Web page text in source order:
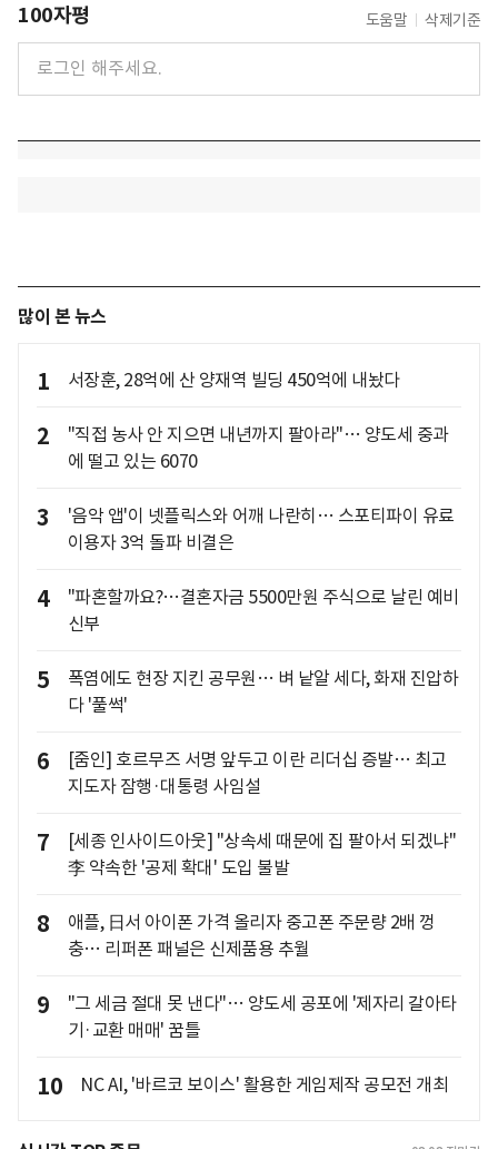
100자평 도움말 삭제기준
많이 본 뉴스
1 서장훈, 28억에 산 양재역 빌딩 450억에 내놨다
2
"직접 농사 안 지으면 내년까지 팔아라"… 양도세 중과
에 떨고 있는 6070
3
'음악 앱'이 넷플릭스와 어깨 나란히… 스포티파이 유료
이용자 3억 돌파 비결은
4
"파혼할까요?…결혼자금 5500만원 주식으로 날린 예비
신부
5
폭염에도 현장 지킨 공무원… 벼 낱알 세다, 화재 진압하
다 '풀썩'
6
[줌인] 호르무즈 서명 앞두고 이란 리더십 증발… 최고
지도자 잠행·대통령 사임설
7
[세종 인사이드아웃] "상속세 때문에 집 팔아서 되겠냐"
李 약속한 '공제 확대' 도입 불발
8
애플, 日서 아이폰 가격 올리자 중고폰 주문량 2배 껑
충… 리퍼폰 패널은 신제품용 추월
9
"그 세금 절대 못 낸다"… 양도세 공포에 '제자리 갈아타
기·교환 매매' 꿈틀
10 NC AI, '바르코 보이스' 활용한 게임제작 공모전 개최